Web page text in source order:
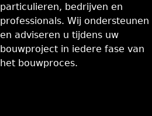
particulieren, bedrijven en
professionals. Wij ondersteunen
en adviseren u tijdens uw
bouwproject in iedere fase van
het bouwproces.